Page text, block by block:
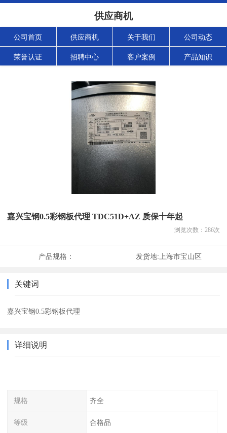
供应商机
公司首页 供应商机 关于我们 公司动态
荣誉认证 招聘中心 客户案例 产品知识
嘉兴宝钢0.5彩钢板代理 TDC51D+AZ 质保十年起
浏览次数： 286次
产品规格： 发货地: 上海市宝山区
关键词
嘉兴宝钢0.5彩钢板代理
详细说明
规格 齐全
等级 合格品